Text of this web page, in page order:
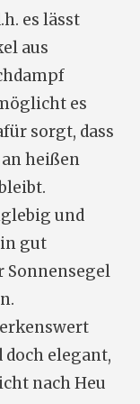
es lässt
aus
es
sorgt, dass
an heißen
und
gut
Sonnensegel
elegant,
nach Heu